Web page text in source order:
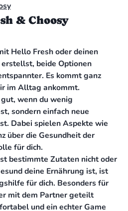
& Choosy
Hello Fresh oder deinen
beide Optionen
Es kommt ganz
im Alltag ankommt.
wenn du wenig
sondern einfach neue
Dabei spielen Aspekte wie
über die Gesundheit der
für dich.
bestimmte Zutaten nicht oder
deine Ernährung ist, ist
für dich. Besonders für
mit dem Partner geteilt
und ein echter Game